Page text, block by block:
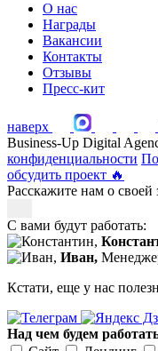
О нас
Награды
Вакансии
Контакты
Отзывы
Пресс-кит
наверх
Business-Up Digital
конфиденциальности
обсудить проект 🔥
Расскажите нам о своей
С вами будут работать:
Иван,
Кстати, еще у нас
Над чем будем